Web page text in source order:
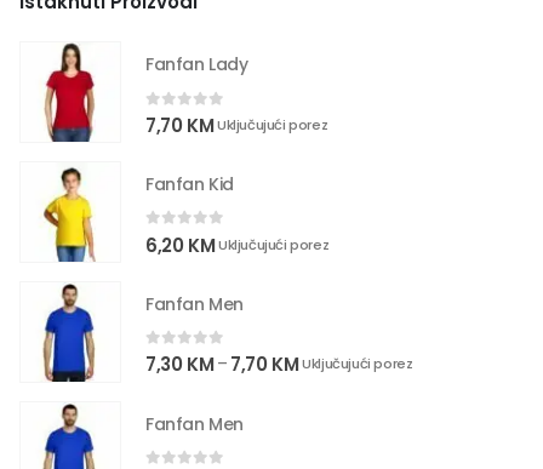
Fanfan Lady
0out of 5
7,70 KMUključujući porez
Fanfan Kid
0out of 5
6,20 KMUključujući porez
Fanfan Men
0out of 5
7,30 KM– 7,70 KMUključujući porez
Fanfan Men